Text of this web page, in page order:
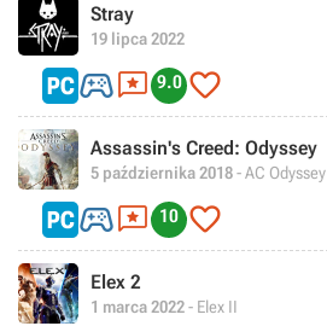
Stray
19 lipca 2022
 9.0 
Assassin's Creed: Odyssey
5 października 2018- AC Odyssey
 10 
Elex 2
1 marca 2022- Elex II